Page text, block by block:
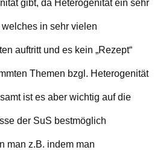
gibt, da Heterogenität ein sehr
in sehr vielen
auftritt und es kein „Rezept“
Themen bzgl. Heterogenität
ist es aber wichtig auf die
der SuS bestmöglich
man z.B. indem man